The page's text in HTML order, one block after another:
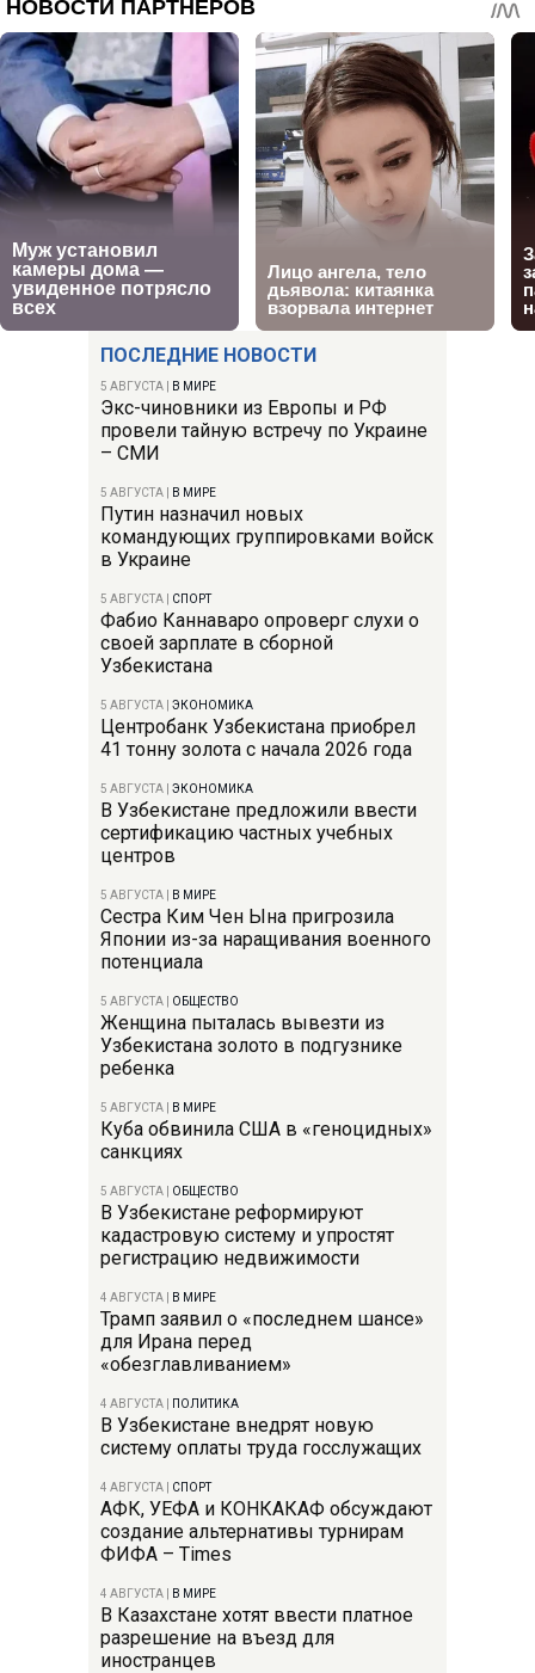
ПОСЛЕДНИЕ НОВОСТИ
5 АВГУСТА В МИРЕ
Экс-чиновники из Европы и РФ
провели тайную встречу по Украине
– СМИ
5 АВГУСТА В МИРЕ
Путин назначил новых
командующих группировками войск
в Украине
5 АВГУСТА СПОРТ
Фабио Каннаваро опроверг слухи о
своей зарплате в сборной
Узбекистана
5 АВГУСТА ЭКОНОМИКА
Центробанк Узбекистана приобрел
41 тонну золота с начала 2026 года
5 АВГУСТА ЭКОНОМИКА
В Узбекистане предложили ввести
сертификацию частных учебных
центров
5 АВГУСТА В МИРЕ
Сестра Ким Чен Ына пригрозила
Японии из-за наращивания военного
потенциала
5 АВГУСТА ОБЩЕСТВО
Женщина пыталась вывезти из
Узбекистана золото в подгузнике
ребенка
5 АВГУСТА В МИРЕ
Куба обвинила США в «геноцидных»
санкциях
5 АВГУСТА ОБЩЕСТВО
В Узбекистане реформируют
кадастровую систему и упростят
регистрацию недвижимости
4 АВГУСТА В МИРЕ
Трамп заявил о «последнем шансе»
для Ирана перед
«обезглавливанием»
4 АВГУСТА ПОЛИТИКА
В Узбекистане внедрят новую
систему оплаты труда госслужащих
4 АВГУСТА СПОРТ
АФК, УЕФА и КОНКАКАФ обсуждают
создание альтернативы турнирам
ФИФА – Times
4 АВГУСТА В МИРЕ
В Казахстане хотят ввести платное
разрешение на въезд для
иностранцев